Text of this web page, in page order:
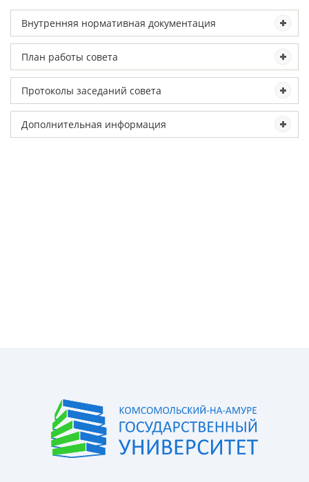
Внутренняя нормативная документация
План работы совета
Протоколы заседаний совета
Дополнительная информация